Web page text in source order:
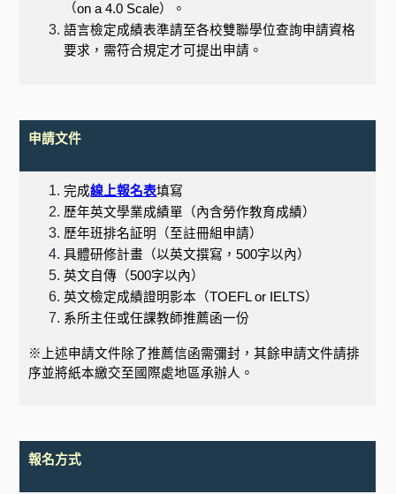
（on a 4.0 Scale）。
語言檢定成績表準請至各校雙聯學位查詢申請資格
要求，需符合規定才可提出申請。
申請文件
完成線上報名表填寫
歷年英文學業成績單（內含勞作教育成績）
歷年班排名証明（至註冊組申請）
具體研修計畫（以英文撰寫，500字以內）
英文自傳（500字以內）
英文檢定成績證明影本（TOEFL or IELTS）
系所主任或任課教師推薦函一份
※上述申請文件除了推薦信函需彌封，其餘申請文件請排
序並將紙本繳交至國際處地區承辦人。
報名方式